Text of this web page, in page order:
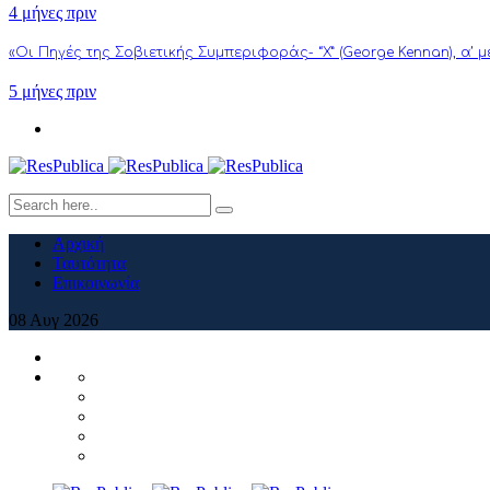
4 μήνες πριν
«Οι Πηγές της Σοβιετικής Συμπεριφοράς- “Χ” (George Kennan), α’
5 μήνες πριν
Αρχική
Ταυτότητα
Επικοινωνία
08 Αυγ 2026